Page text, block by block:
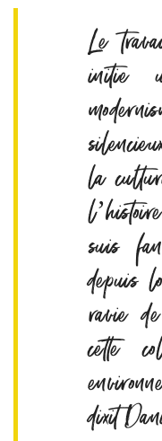
Le
initie
la
suis
depuis
ravie
cette
dixit